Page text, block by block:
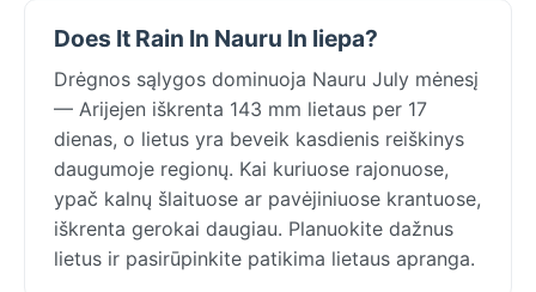
Does It Rain In Nauru In liepa?
Drėgnos sąlygos dominuoja Nauru July mėnesį
— Arijejen iškrenta 143 mm lietaus per 17
dienas, o lietus yra beveik kasdienis reiškinys
daugumoje regionų. Kai kuriuose rajonuose,
ypač kalnų šlaituose ar pavėjiniuose krantuose,
iškrenta gerokai daugiau. Planuokite dažnus
lietus ir pasirūpinkite patikima lietaus apranga.